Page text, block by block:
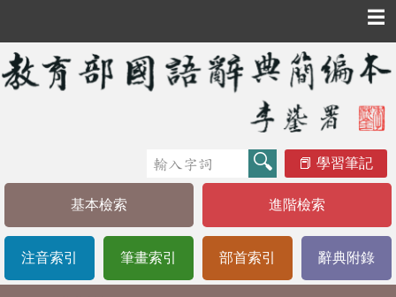
☰
學習筆記
基本檢索 進階檢索
注音索引 筆畫索引 部首索引 辭典附錄